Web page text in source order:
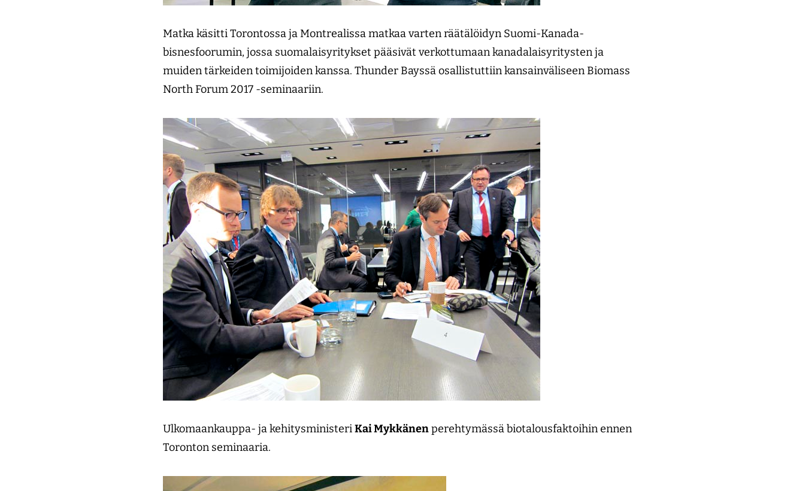
Matka käsitti Torontossa ja Montrealissa matkaa varten räätälöidyn Suomi-Kanada-
bisnesfoorumin, jossa suomalaisyritykset pääsivät verkottumaan kanadalaisyritysten ja
muiden tärkeiden toimijoiden kanssa. Thunder Bayssä osallistuttiin kansainväliseen Biomass
North Forum 2017 -seminaariin.
Ulkomaankauppa- ja kehitysministeriKai Mykkänenperehtymässä biotalousfaktoihin ennen
Toronton seminaaria.